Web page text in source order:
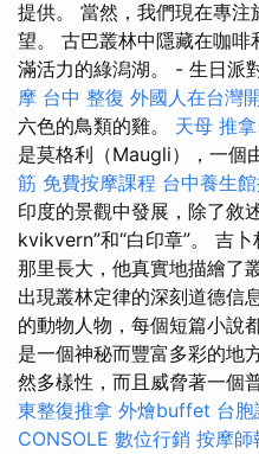
提供。 當然，我們現在專
望。 古巴叢林中隱藏在咖
滿活力的綠潟湖。 - 生日派
摩 台中 整復 外國人在台灣
六色的鳥類的雞。 天母 推拿
是莫格利（Maugli），一個
筋 免費按摩課程 台中養生
印度的景觀中發展，除了敘
kvikvern”和“白印章”。 吉
那里長大，他真實地描繪了
出現叢林定律的深刻道德信
的動物人物，每個短篇小說
是一個神秘而豐富多彩的地
然多樣性，而且威脅著一個
東整復推拿 外燴buffet 台
CONSOLE 數位行銷 按摩師